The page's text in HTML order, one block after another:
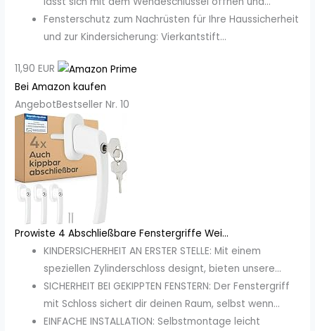
Fensterschutz zum Nachrüsten für Ihre Haussicherheit
und zur Kindersicherung: Vierkantstift...
11,90 EUR
Bei Amazon kaufen
AngebotBestseller Nr. 10
Prowiste 4 Abschließbare Fenstergriffe Wei...
KINDERSICHERHEIT AN ERSTER STELLE: Mit einem
speziellen Zylinderschloss designt, bieten unsere...
SICHERHEIT BEI GEKIPPTEN FENSTERN: Der Fenstergriff
mit Schloss sichert dir deinen Raum, selbst wenn...
EINFACHE INSTALLATION: Selbstmontage leicht